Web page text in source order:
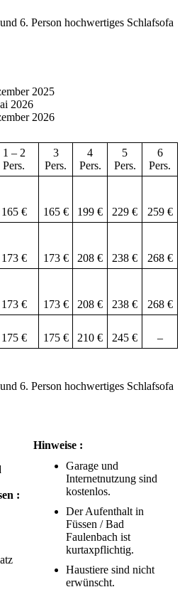
6. Person hochwertiges Schlafsofa
2025
2026
2026
1 – 2
Pers.
3
Pers.
4
Pers.
5
Pers.
6
Pers.
165 € 165 € 199 € 229 €
259 €
173 € 173 € 208 € 238 €
268 €
173 € 173 € 208 € 238 €
268 €
175 € 175 € 210 € 245 € –
6. Person hochwertiges Schlafsofa
:
Hinweise :
Garage und
Internetnutzung sind
kostenlos.
Der Aufenthalt in
Füssen / Bad
Faulenbach ist
kurtaxpflichtig.
Haustiere sind nicht
erwünscht.